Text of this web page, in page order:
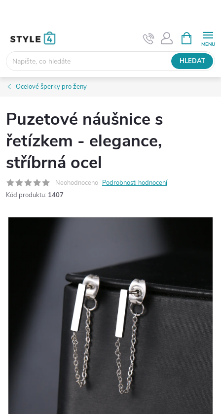
HLEDAT
NÁKUPNÍ
KOŠÍK
Ocelové šperky pro ženy
Puzetové náušnice s
řetízkem - elegance,
stříbrná ocel
Neohodnoceno Podrobnosti hodnocení
Kód produktu: 1407